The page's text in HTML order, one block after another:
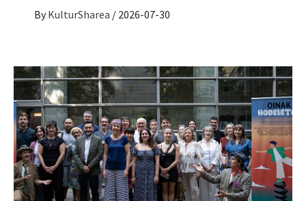
By KulturSharea / 2026-07-30